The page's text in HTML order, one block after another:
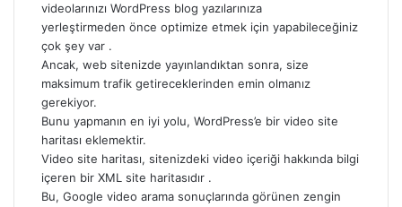
videolarınızı WordPress blog yazılarınıza
yerleştirmeden önce optimize etmek için yapabileceğiniz
çok şey var .
Ancak, web sitenizde yayınlandıktan sonra, size
maksimum trafik getireceklerinden emin olmanız
gerekiyor.
Bunu yapmanın en iyi yolu, WordPress’e bir video site
haritası eklemektir.
Video site haritası, sitenizdeki video içeriği hakkında bilgi
içeren bir XML site haritasıdır .
Bu, Google video arama sonuçlarında görünen zengin